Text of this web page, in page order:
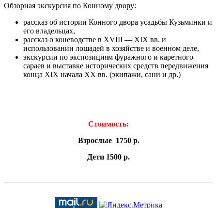
Обзорная экскурсия по Конному двору:
рассказ об истории Конного двора усадьбы Кузьминки и
его владельцах,
рассказ о коневодстве в XVIII — XIX вв. и
использовании лошадей в хозяйстве и военном деле,
экскурсии по экспозициям фуражного и каретного
сараев и выставке исторических средств передвижения
конца XIX начала XX вв. (экипажи, сани и др.)
Стоимость:
Взрослые 1750 р.
Дети 1500 р.